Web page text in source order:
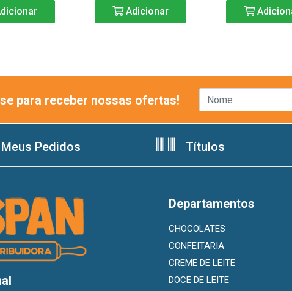
Adicionar
para receber nossas ofertas!
Meus Pedidos Títulos
Departamentos
CHOCOLATES
CONFEITARIA
CREME DE LEITE
DOCE DE LEITE